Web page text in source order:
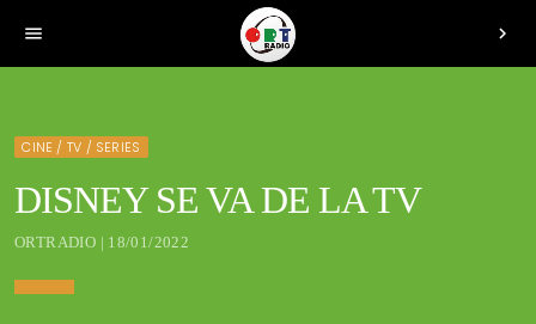
menu chevron_right
CINE / TV / SERIES
DISNEY SE VA DE LA TV
ORTRADIO | 18/01/2022